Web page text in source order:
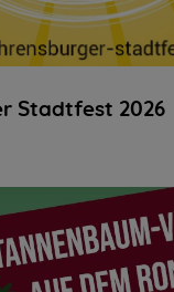
Stadtfest 2026